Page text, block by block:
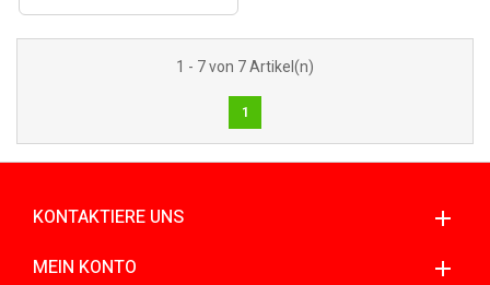
1 - 7 von 7 Artikel(n)
1
KONTAKTIERE UNS
MEIN KONTO